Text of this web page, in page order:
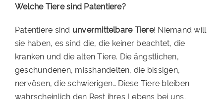
Welche Tiere sind Patentiere?
Patentiere sind unvermittelbare Tiere! Niemand will
sie haben, es sind die, die keiner beachtet, die
kranken und die alten Tiere. Die ängstlichen,
geschundenen, misshandelten, die bissigen,
nervösen, die schwierigen… Diese Tiere bleiben
wahrscheinlich den Rest ihres Lebens bei uns.